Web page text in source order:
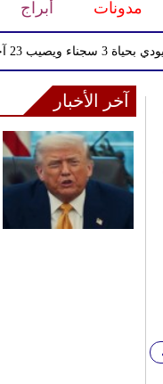
مدونات أبراج
آخر الأخبار